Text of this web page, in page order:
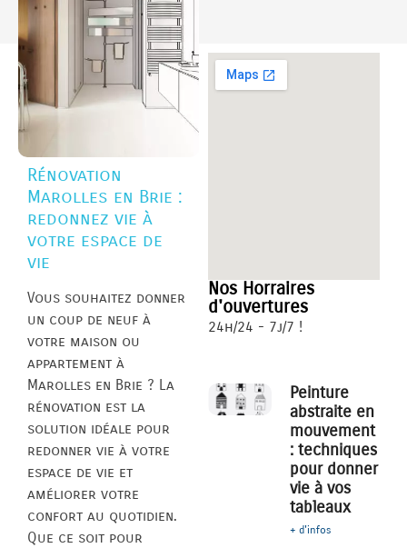
Rénovation
Marolles en Brie :
redonnez vie à
votre espace de
vie
Vous souhaitez donner
un coup de neuf à
votre maison ou
appartement à
Marolles en Brie ? La
rénovation est la
solution idéale pour
redonner vie à votre
espace de vie et
améliorer votre
confort au quotidien.
Que ce soit pour
Nos Horraires
d'ouvertures
24h/24 - 7j/7 !
Peinture
abstraite en
mouvement
: techniques
pour donner
vie à vos
tableaux
+ d'infos